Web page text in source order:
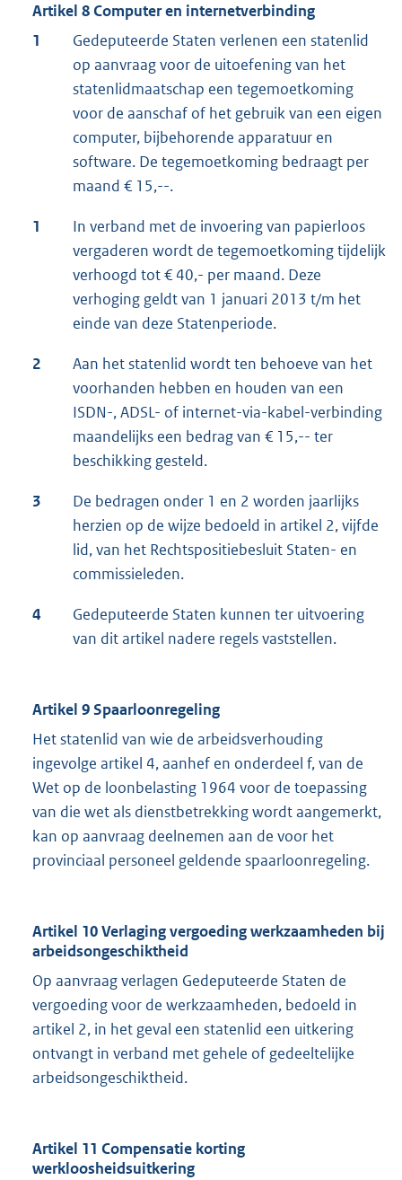
Artikel 8 Computer en internetverbinding
1
Gedeputeerde Staten verlenen een statenlid
op aanvraag voor de uitoefening van het
statenlidmaatschap een tegemoetkoming
voor de aanschaf of het gebruik van een eigen
computer, bijbehorende apparatuur en
software. De tegemoetkoming bedraagt per
maand € 15,--.
1
In verband met de invoering van papierloos
vergaderen wordt de tegemoetkoming tijdelijk
verhoogd tot € 40,- per maand. Deze
verhoging geldt van 1 januari 2013 t/m het
einde van deze Statenperiode.
2
Aan het statenlid wordt ten behoeve van het
voorhanden hebben en houden van een
ISDN-, ADSL- of internet-via-kabel-verbinding
maandelijks een bedrag van € 15,-- ter
beschikking gesteld.
3
De bedragen onder 1 en 2 worden jaarlijks
herzien op de wijze bedoeld in artikel 2, vijfde
lid, van het Rechtspositiebesluit Staten- en
commissieleden.
4
Gedeputeerde Staten kunnen ter uitvoering
van dit artikel nadere regels vaststellen.
Artikel 9 Spaarloonregeling
Het statenlid van wie de arbeidsverhouding
ingevolge artikel 4, aanhef en onderdeel f, van de
Wet op de loonbelasting 1964 voor de toepassing
van die wet als dienstbetrekking wordt aangemerkt,
kan op aanvraag deelnemen aan de voor het
provinciaal personeel geldende spaarloonregeling.
Artikel 10 Verlaging vergoeding werkzaamheden bij
arbeidsongeschiktheid
Op aanvraag verlagen Gedeputeerde Staten de
vergoeding voor de werkzaamheden, bedoeld in
artikel 2, in het geval een statenlid een uitkering
ontvangt in verband met gehele of gedeeltelijke
arbeidsongeschiktheid.
Artikel 11 Compensatie korting
werkloosheidsuitkering